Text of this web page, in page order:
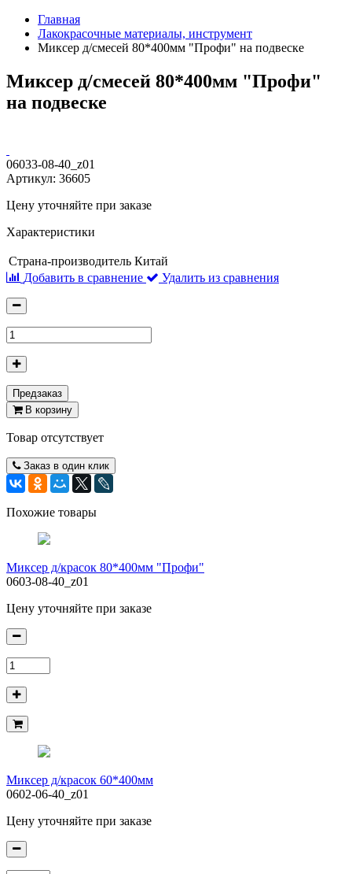
Главная
Лакокрасочные материалы, инструмент
Миксер д/смесей 80*400мм "Профи" на подвеске
Миксер д/смесей 80*400мм "Профи"
на подвеске
06033-08-40_z01
Артикул: 36605
Цену уточняйте при заказе
Характеристики
Страна-производитель Китай
Добавить в сравнение
Удалить из сравнения
Предзаказ
В корзину
Товар отсутствует
Заказ в один клик
Похожие товары
Миксер д/красок 80*400мм "Профи"
0603-08-40_z01
Цену уточняйте при заказе
Миксер д/красок 60*400мм
0602-06-40_z01
Цену уточняйте при заказе